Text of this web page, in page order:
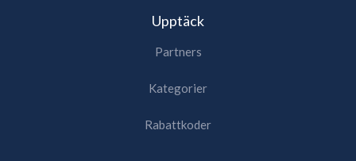
Upptäck
Partners
Kategorier
Rabattkoder